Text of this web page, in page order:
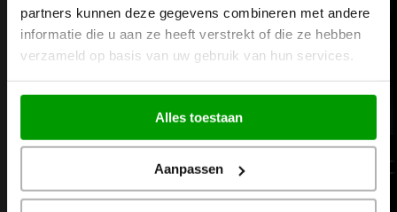
partners kunnen deze gegevens combineren met andere
informatie die u aan ze heeft verstrekt of die ze hebben
verzameld op basis van uw gebruik van hun services.
Alles toestaan
Aanpassen
CNC-Fräsmaschinen